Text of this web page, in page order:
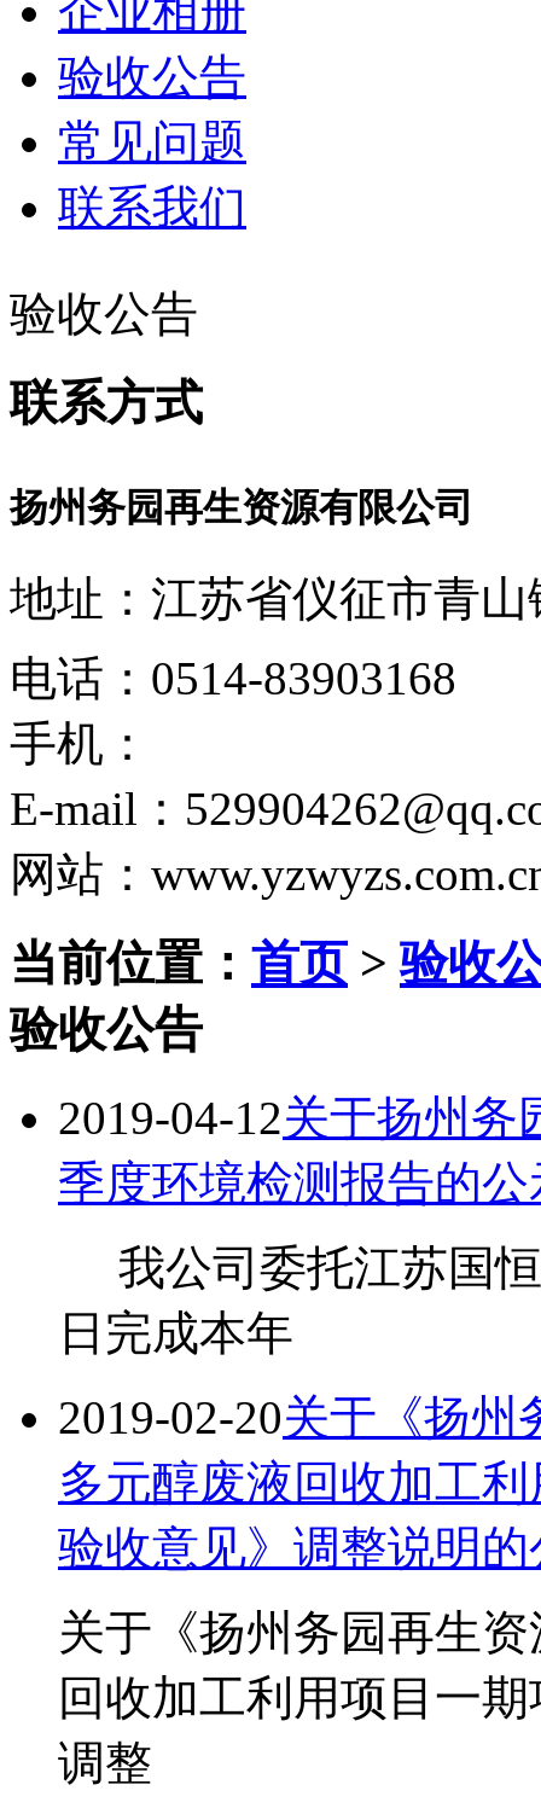
企业相册
验收公告
常见问题
联系我们
验收公告
联系方式
扬州务园再生资源有限公司
地址：江苏省仪征市青
电话：0514-83903168
手机：
E-mail：
网站：
当前位置： 首页>验收
验收公告
2019-04-12关于扬州务
季度环境检测报告的公
我公司委托江苏国恒
日完成本年
2019-02-20关于《扬州
多元醇废液回收加工
验收意见》调整说明的
关于《扬州务园再生
回收加工利用项目一
调整